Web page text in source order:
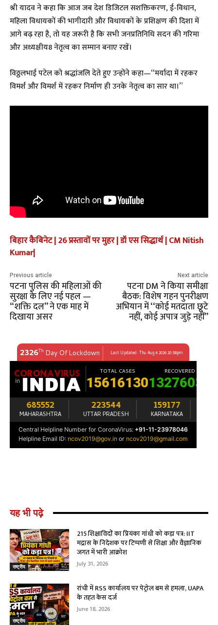
श्री यादव ने कहा कि आज जब देश डिजिटल सशक्तिकरण, ई-विधान,
महिला विधायकों की भागीदारी और विधायकों के प्रशिक्षण की दिशा में
आगे बढ़ रहा है, तो यह जरूरी है कि सभी जनप्रतिनिधि सदन की गरिमा
और अध्यक्षीय8 नेतृत्व का सम्मान बनाए रखें।
विठ्ठलभाई पटेल को श्रद्धांजलि देते हुए उन्होंने कहा—“मर्यादा में रहकर
विमर्श और विमर्श में रहकर निर्माण ही उनके नेतृत्व का सार था।”
बिहार कैबिनेट | 26 प्रस्तावों पर मुहर | डॉ एस सिद्धार्थ | CM Nitish
Kumar|
Previous article
पटना पुलिस की महिलाओं की
सुरक्षा के लिए नई पहल —
“शक्ति दल” ने एक माह में
दिखाया असर
Next article
पटना DM ने किया समीक्षा
बैठक: विशेष गहन पुनरीक्षण
अभियान में ‘‘कोई मतदाता छूटे
नहीं, कोई अपात्र जुड़े नहीं’’
यह भी पढ़े
राष्ट्रीय
215 शिक्षाविदों का प्रियंका गांधी को कड़ा पत्र: IIT
मद्रास के निदेशक पर टिप्पणी से शिक्षा और वैज्ञानिक
जगत में भारी आक्रोश
July 31, 2026
राष्ट्रीय
रांची में RSS कार्यालय पर पेट्रोल बम से हमला, UAPA
के तहत केस दर्ज
June 18, 2026